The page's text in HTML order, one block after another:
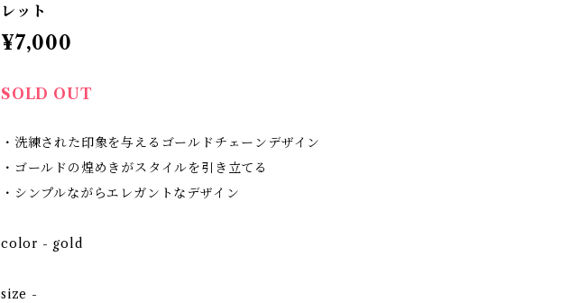
レット
¥7,000
SOLD OUT
・洗練された印象を与えるゴールドチェーンデザイン
・ゴールドの煌めきがスタイルを引き立てる
・シンプルながらエレガントなデザイン
color - gold
size -